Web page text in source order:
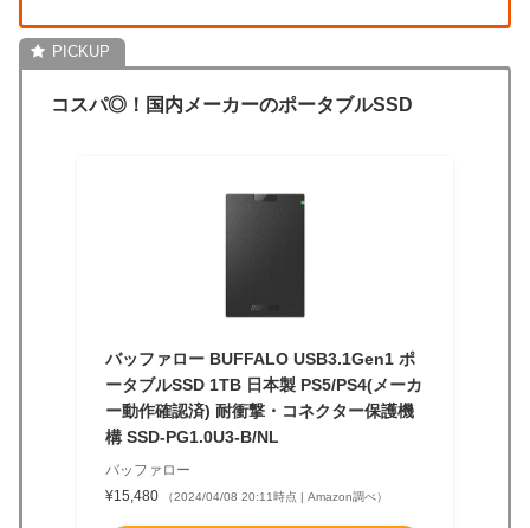
コスパ◎！国内メーカーのポータブルSSD
バッファロー BUFFALO USB3.1Gen1 ポ
ータブルSSD 1TB 日本製 PS5/PS4(メーカ
ー動作確認済) 耐衝撃・コネクター保護機
構 SSD-PG1.0U3-B/NL
バッファロー
¥15,480
（2024/04/08 20:11時点 | Amazon調べ）